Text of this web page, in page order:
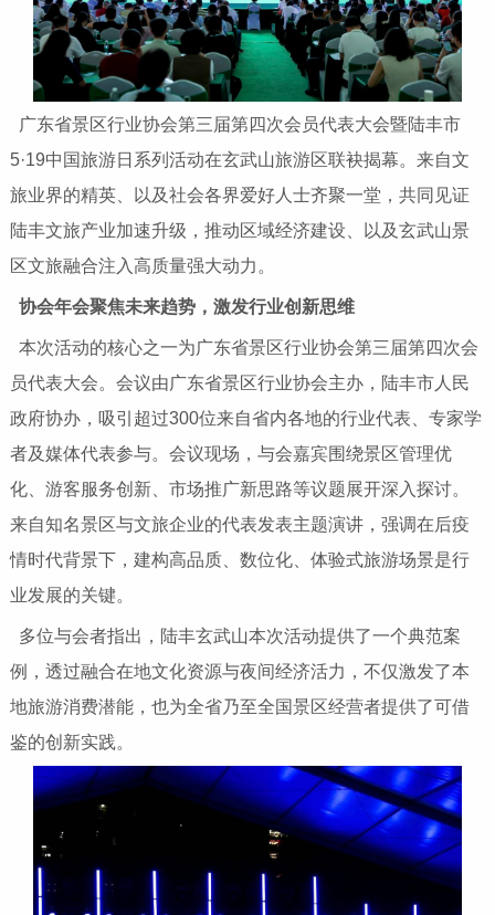
广东省景区行业协会第三届第四次会员代表大会暨陆丰市
5·19中国旅游日系列活动在玄武山旅游区联袂揭幕。来自文
旅业界的精英、以及社会各界爱好人士齐聚一堂，共同见证
陆丰文旅产业加速升级，推动区域经济建设、以及玄武山景
区文旅融合注入高质量强大动力。
协会年会聚焦未来趋势，激发行业创新思维
本次活动的核心之一为广东省景区行业协会第三届第四次会
员代表大会。会议由广东省景区行业协会主办，陆丰市人民
政府协办，吸引超过300位来自省内各地的行业代表、专家学
者及媒体代表参与。会议现场，与会嘉宾围绕景区管理优
化、游客服务创新、市场推广新思路等议题展开深入探讨。
来自知名景区与文旅企业的代表发表主题演讲，强调在后疫
情时代背景下，建构高品质、数位化、体验式旅游场景是行
业发展的关键。
多位与会者指出，陆丰玄武山本次活动提供了一个典范案
例，透过融合在地文化资源与夜间经济活力，不仅激发了本
地旅游消费潜能，也为全省乃至全国景区经营者提供了可借
鉴的创新实践。